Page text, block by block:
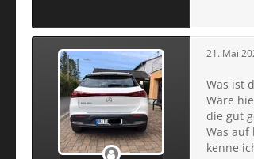
21. Mai
Was ist
Wäre
die gut
Was auf
kenne